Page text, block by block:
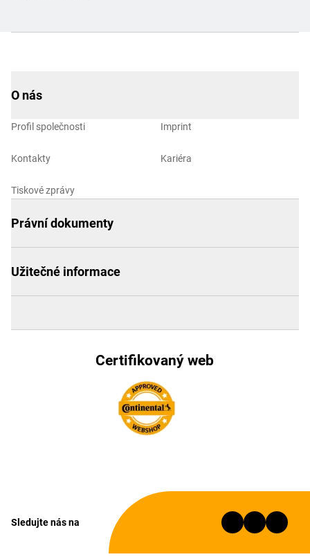
O nás
Profil společnosti
Kontakty
Tiskové zprávy
Imprint
Kariéra
Právní dokumenty
Užitečné informace
Certifikovaný web
Sledujte nás na